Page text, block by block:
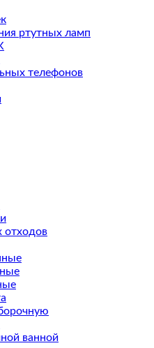
ртутных ламп
телефонов
ванной